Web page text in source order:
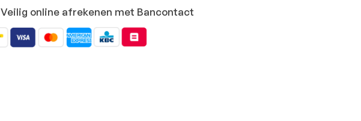
Veilig online afrekenen met Bancontact